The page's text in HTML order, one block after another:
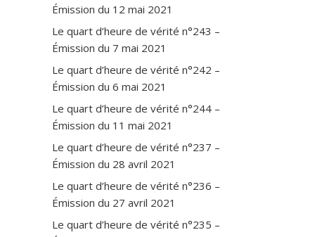
Émission du 12 mai 2021
Le quart d’heure de vérité n°243 –
Émission du 7 mai 2021
Le quart d’heure de vérité n°242 –
Émission du 6 mai 2021
Le quart d’heure de vérité n°244 –
Émission du 11 mai 2021
Le quart d’heure de vérité n°237 –
Émission du 28 avril 2021
Le quart d’heure de vérité n°236 –
Émission du 27 avril 2021
Le quart d’heure de vérité n°235 –